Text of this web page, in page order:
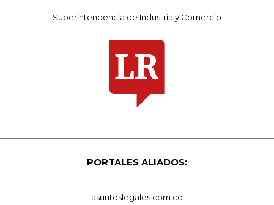
Superintendencia de Industria y Comercio
PORTALES ALIADOS:
asuntoslegales.com.co